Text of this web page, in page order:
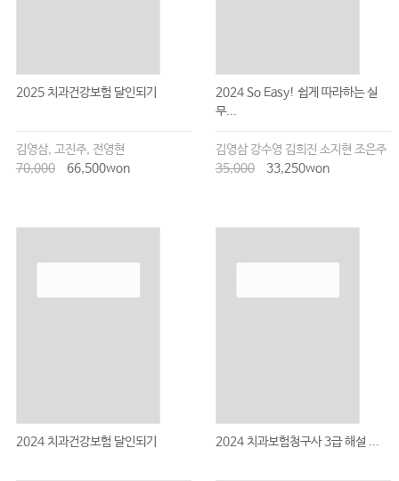
2025 치과건강보험 달인되기
김영삼, 고진주, 전영현
70,000
66,500won
2024 So Easy! 쉽게 따라하는 실
무...
김영삼 강수영 김희진 소지현 조은주
35,000
33,250won
2024 치과건강보험 달인되기 2024 치과보험청구사 3급 해설 ...